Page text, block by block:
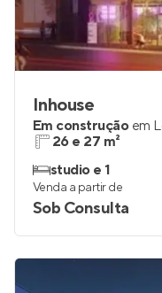
Inhouse
Em construção em
26 e 27 m²
studio e 1
Venda a partir de
Sob Consulta